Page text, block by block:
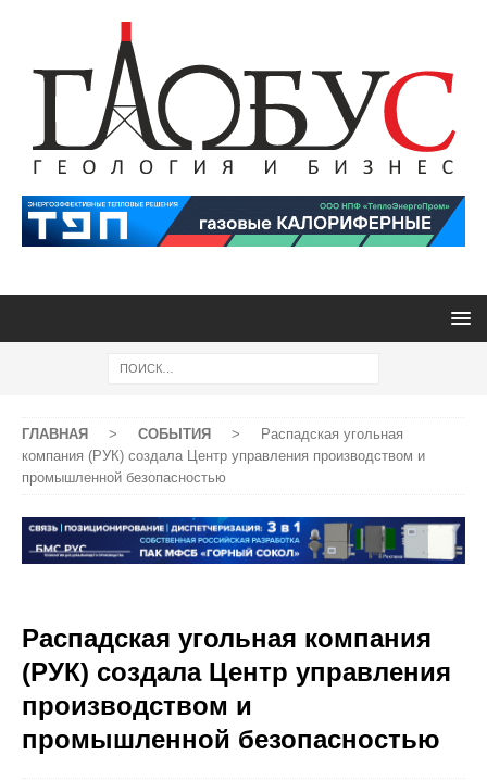
ГЛАВНАЯ > СОБЫТИЯ >
Распадская угольная
компания (РУК) создала Центр управления производством и
промышленной безопасностью
Распадская угольная компания
(РУК) создала Центр управления
производством и
промышленной безопасностью